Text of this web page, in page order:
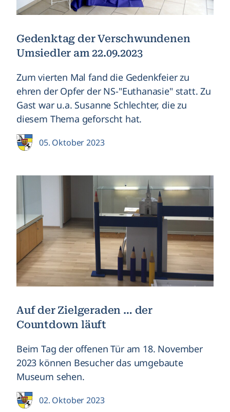
Gedenktag der Verschwundenen
Umsiedler am 22.09.2023
Zum vierten Mal fand die Gedenkfeier zu
ehren der Opfer der NS-"Euthanasie" statt. Zu
Gast war u.a. Susanne Schlechter, die zu
diesem Thema geforscht hat.
05. Oktober 2023
Auf der Zielgeraden … der
Countdown läuft
Beim Tag der offenen Tür am 18. November
2023 können Besucher das umgebaute
Museum sehen.
02. Oktober 2023